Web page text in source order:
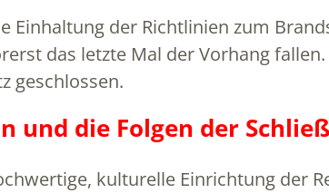
Einhaltung der Richtlinien zum
das letzte Mal der Vorhang
geschlossen.
die Folgen der
kulturelle Einrichtung der